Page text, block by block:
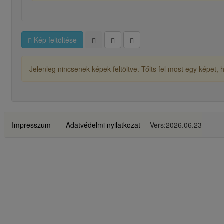
Kép feltöltése
Jelenleg nincsenek képek feltöltve. Tőlts fel most egy képet,
Impresszum Adatvédelmi nyilatkozat Vers:2026.06.23